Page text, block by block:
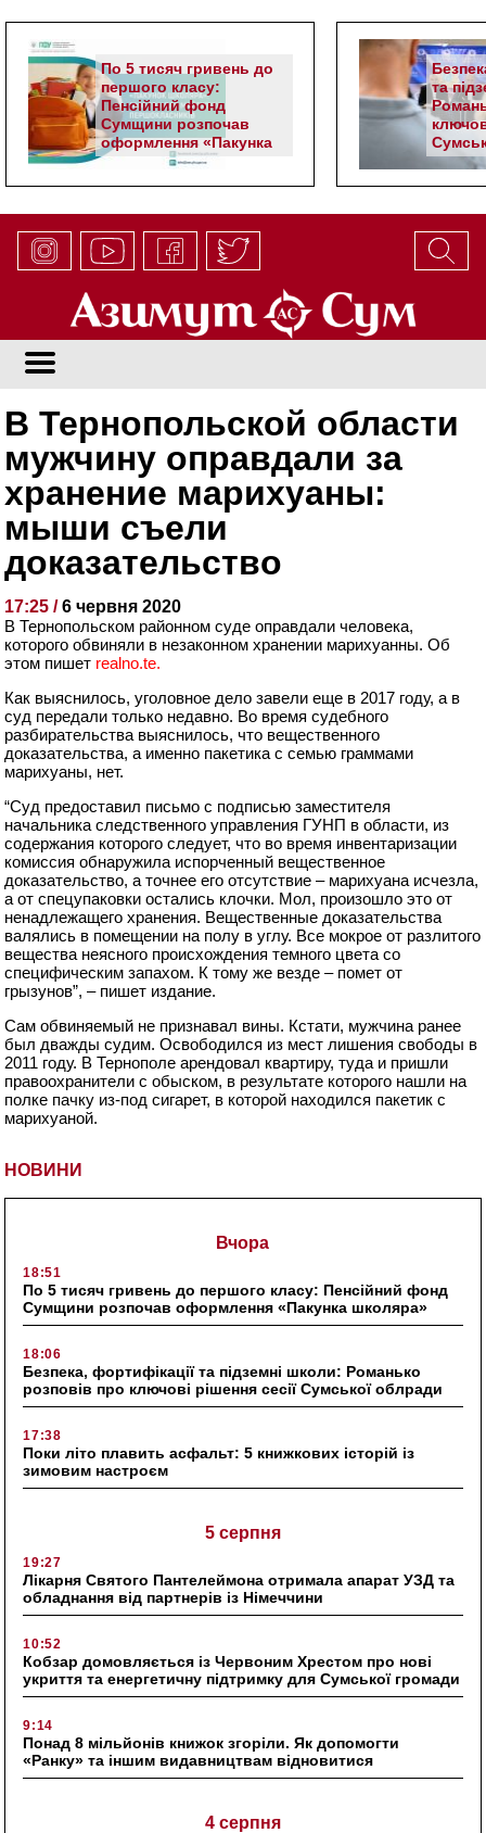
По 5 тисяч гривень до
першого класу:
Пенсійний фонд
Сумщини розпочав
оформлення «Пакунка
школяра»
та
НОВИНИ
Вчора
18:51
По 5 тисяч гривень до першого класу: Пенсійний фонд
Сумщини розпочав оформлення «Пакунка школяра»
18:06
Безпека, фортифікації та підземні школи: Романько
розповів про ключові рішення сесії Сумської облради
17:38
Поки літо плавить асфальт: 5 книжкових історій із
зимовим настроєм
5 серпня
19:27
Лікарня Святого Пантелеймона отримала апарат УЗД та
обладнання від партнерів із Німеччини
10:52
Кобзар домовляється із Червоним Хрестом про нові
укриття та енергетичну підтримку для Сумської громади
9:14
Понад 8 мільйонів книжок згоріли. Як допомогти
«Ранку» та іншим видавництвам відновитися
4 серпня
В Тернопольской области
мужчину оправдали за
хранение марихуаны:
мыши съели
доказательство
17:25 /6 червня 2020
В Тернопольском районном суде оправдали человека,
которого обвиняли в незаконном хранении марихуанны. Об
этом пишет realno.te.
Как выяснилось, уголовное дело завели еще в 2017 году, а в
суд передали только недавно. Во время судебного
разбирательства выяснилось, что вещественного
доказательства, а именно пакетика с семью граммами
марихуаны, нет.
“Суд предоставил письмо с подписью заместителя
начальника следственного управления ГУНП в области, из
содержания которого следует, что во время инвентаризации
комиссия обнаружила испорченный вещественное
доказательство, а точнее его отсутствие – марихуана исчезла,
а от спецупаковки остались клочки. Мол, произошло это от
ненадлежащего хранения. Вещественные доказательства
валялись в помещении на полу в углу. Все мокрое от разлитого
вещества неясного происхождения темного цвета со
специфическим запахом. К тому же везде – помет от
грызунов”,– пишет издание.
Сам обвиняемый не признавал вины. Кстати, мужчина ранее
был дважды судим. Освободился из мест лишения свободы в
2011 году. В Тернополе арендовал квартиру, туда и пришли
правоохранители с обыском, в результате которого нашли на
полке пачку из-под сигарет, в которой находился пакетик с
марихуаной.